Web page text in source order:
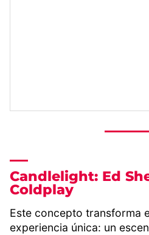
Candlelight: Ed
Coldplay
Este concepto transforma
experiencia única: un